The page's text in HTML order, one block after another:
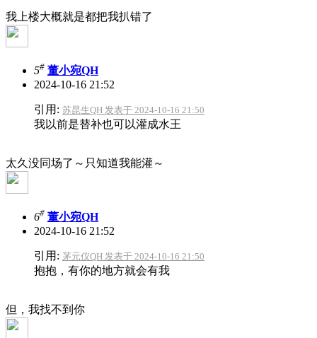
我上楼大概就是都把我扒错了
5# 董小宛QH
2024-10-16 21:52
引用: 苏昆生QH 发表于 2024-10-16 21:50
我以前是替补也可以灌成水王
太久没同场了～只知道我能灌～
6# 董小宛QH
2024-10-16 21:52
引用: 茅元仪QH 发表于 2024-10-16 21:50
抱抱，有你的地方就会有我
但，我找不到你